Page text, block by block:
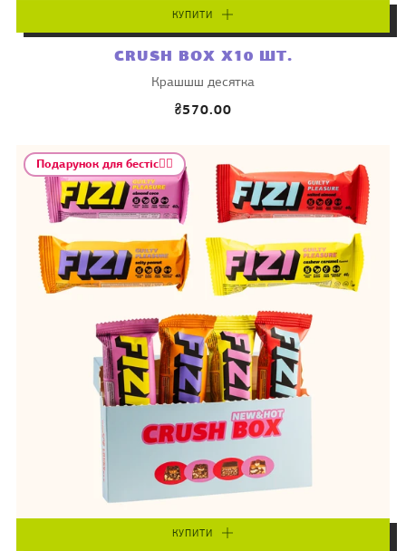
КУПИТИ
CRUSH BOX X10 ШТ.
Крашшш десятка
₴570.00
Подарунок для бестіс😮‍💨
КУПИТИ